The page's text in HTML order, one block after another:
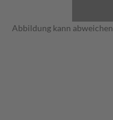
Abbildung kann abweichen